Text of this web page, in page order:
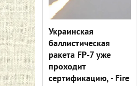
Украинская
баллистическая
ракета FP-7 уже
проходит
сертификацию, - Fire